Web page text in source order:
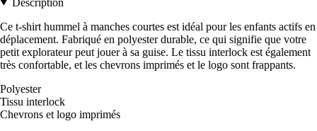
Ce t-shirt hummel à manches courtes est idéal pour les enfants actifs en
déplacement. Fabriqué en polyester durable, ce qui signifie que votre
petit explorateur peut jouer à sa guise. Le tissu interlock est également
très confortable, et les chevrons imprimés et le logo sont frappants.
Polyester
Tissu interlock
Chevrons et logo imprimés